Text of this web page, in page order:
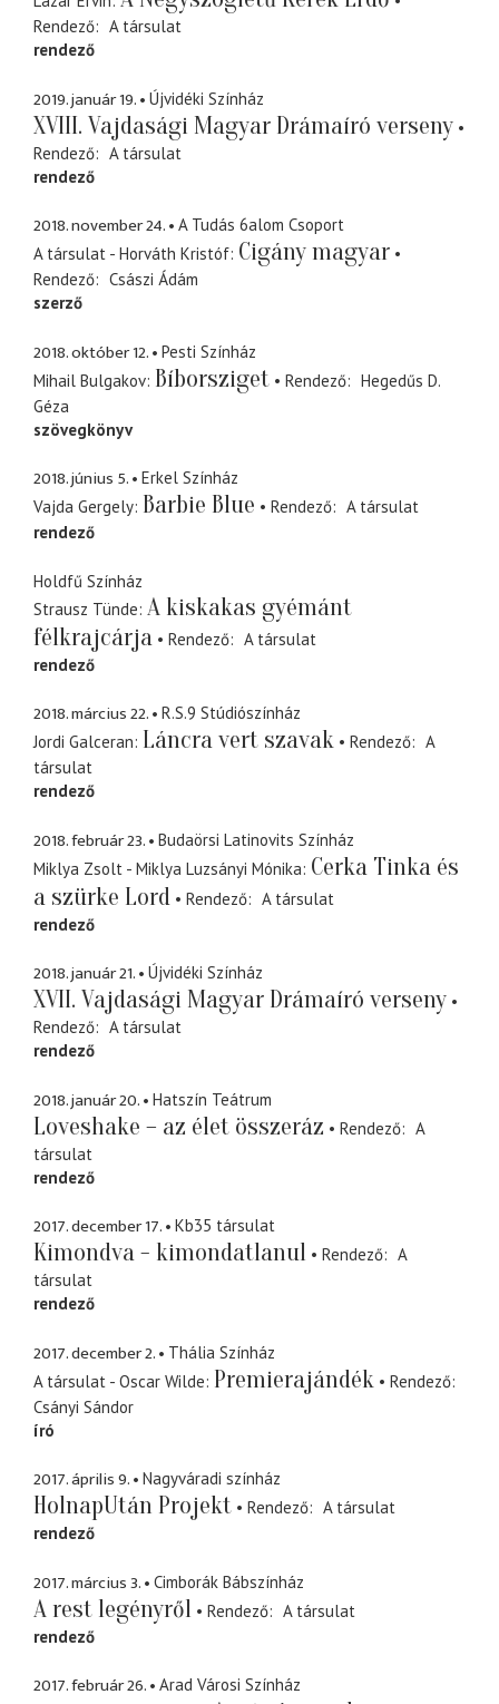
Rendező
A társulat
rendező
2019. január 19. Újvidéki Színház
XVIII. Vajdasági Magyar Drámaíró verseny
Rendező
A társulat
rendező
2018. november 24.
A Tudás 6alom Csoport
A társulat - Horváth Kristóf Cigány magyar
Rendező
Császi Ádám
szerző
2018. október 12.
Pesti Színház
Mihail Bulgakov Bíborsziget Rendező
Hegedűs D.
Géza
szövegkönyv
2018. június 5.
Erkel Színház
Vajda Gergely Barbie Blue Rendező
A társulat
rendező
Holdfű Színház
Strausz Tünde A kiskakas gyémánt
félkrajcárja
Rendező
A társulat
rendező
2018. március 22.
R.S.9 Stúdiószínház
Jordi Galceran Láncra vert szavak Rendező
A
társulat
rendező
2018. február 23.
Budaörsi Latinovits Színház
Miklya Zsolt - Miklya Luzsányi Mónika Cerka Tinka és
a szürke Lord
Rendező
A társulat
rendező
2018. január 21. Újvidéki Színház
XVII. Vajdasági Magyar Drámaíró verseny
Rendező
A társulat
rendező
2018. január 20. Hatszín Teátrum
Loveshake – az élet összeráz Rendező
A
társulat
rendező
2017. december 17. Kb35 társulat
Kimondva - kimondatlanul Rendező
A
társulat
rendező
2017. december 2.
Thália Színház
A társulat - Oscar Wilde Premierajándék
Rendező
Csányi Sándor
író
2017. április 9. Nagyváradi színház
HolnapUtán Projekt Rendező
A társulat
rendező
2017. március 3. Cimborák Bábszínház
A rest legényről Rendező
A társulat
rendező
2017. február 26.
Arad Városi Színház